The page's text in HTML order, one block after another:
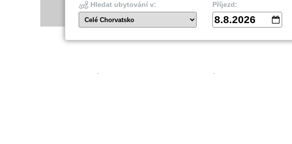
Hledat ubytování v:
Celé Chorvatsko
Příjezd:
8.8.2026